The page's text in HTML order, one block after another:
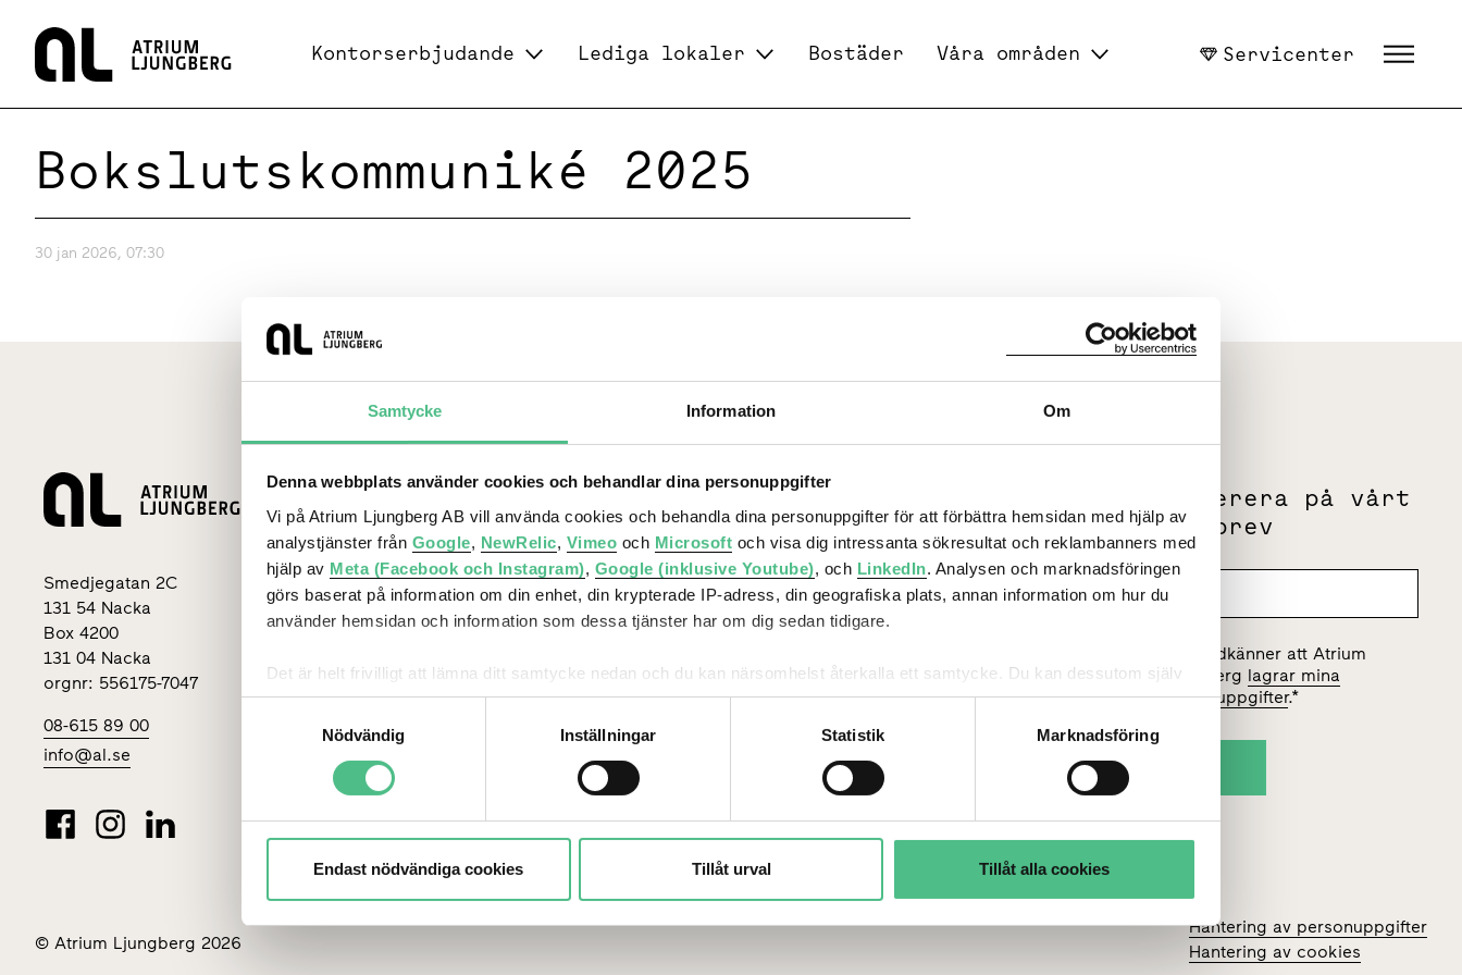
Samtycke Information Om
Denna webbplats använder cookies och behandlar dina personuppgifter
Vi på Atrium Ljungberg AB vill använda cookies och behandla dina personuppgifter för att förbättra hemsidan med hjälp av
analystjänster från Google, NewRelic, Vimeo och Microsoft och visa dig intressanta sökresultat och reklambanners med
hjälp av Meta (Facebook och Instagram), Google (inklusive Youtube), och LinkedIn. Analysen och marknadsföringen
görs baserat på information om din enhet, din krypterade IP-adress, din geografiska plats, annan information om hur du
använder hemsidan och information som dessa tjänster har om dig sedan tidigare.
Det är helt frivilligt att lämna ditt samtycke nedan och du kan närsomhelst återkalla ett samtycke. Du kan dessutom själv
kontrollera vilka cookies vi får använda genom att anpassa inställningarna.
Nödvändig
Inställningar Statistik Marknadsföring
Endast nödvändiga cookies Tillåt urval Tillåt alla cookies
Hem
Kontorserbjudande Lediga lokaler Bostäder Våra områden Servicenter
Bokslutskommuniké 2025
30 jan 2026, 07:30
Smedjegatan 2C
131 54 Nacka
Box 4200
131 04 Nacka
orgnr: 556175-7047
08-615 89 00
info@al.se
Lediga lokaler
Stockholm
Göteborg
Malmö
Uppsala
Vi utvecklar
städer
Stadsutveckling
Bostäder
Hållbarhet
Stadsinnovation
Ljungberg
Investerare
Press
Jobba hos oss
Servicenter
Kontakt
Prenumerera på vårt
nyhetsbrev
Jag godkänner att Atrium
Ljungberg lagrar mina
personuppgifter.*
© Atrium Ljungberg 2026
Hantering av personuppgifter
Hantering av cookies